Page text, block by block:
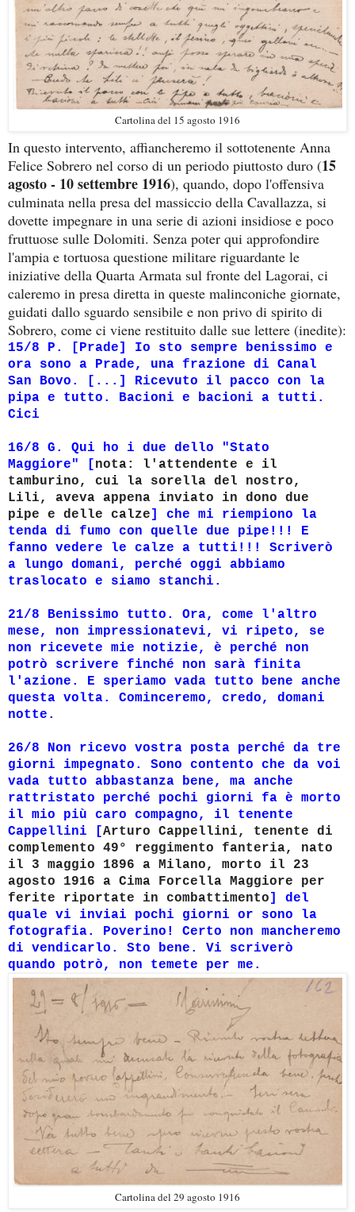
Cartolina del 15 agosto 1916
In questo intervento, affiancheremo il sottotenente Anna
Felice Sobrero nel corso di un periodo piuttosto duro (15
agosto - 10 settembre 1916), quando, dopo l'offensiva
culminata nella presa del massiccio della Cavallazza, si
dovette impegnare in una serie di azioni insidiose e poco
fruttuose sulle Dolomiti. Senza poter qui approfondire
l'ampia e tortuosa questione militare riguardante le
iniziative della Quarta Armata sul fronte del Lagorai, ci
caleremo in presa diretta in queste malinconiche giornate,
guidati dallo sguardo sensibile e non privo di spirito di
Sobrero, come ci viene restituito dalle sue lettere (inedite):
15/8 P. [Prade] Io sto sempre benissimo e
ora sono a Prade, una frazione di Canal
San Bovo. [...] Ricevuto il pacco con la
pipa e tutto. Bacioni e bacioni a tutti.
Cici
16/8 G. Qui ho i due dello "Stato
Maggiore" [nota: l'attendente e il
tamburino, cui la sorella del nostro,
Lili, aveva appena inviato in dono due
pipe e delle calze] che mi riempiono la
tenda di fumo con quelle due pipe!!! E
fanno vedere le calze a tutti!!! Scriverò
a lungo domani, perché oggi abbiamo
traslocato e siamo stanchi.
21/8 Benissimo tutto. Ora, come l'altro
mese, non impressionatevi, vi ripeto, se
non ricevete mie notizie, è perché non
potrò scrivere finché non sarà finita
l'azione. E speriamo vada tutto bene anche
questa volta. Cominceremo, credo, domani
notte.
26/8 Non ricevo vostra posta perché da tre
giorni impegnato. Sono contento che da voi
vada tutto abbastanza bene, ma anche
rattristato perché pochi giorni fa è morto
il mio più caro compagno, il tenente
Cappellini [Arturo Cappellini, tenente di
complemento 49° reggimento fanteria, nato
il 3 maggio 1896 a Milano, morto il 23
agosto 1916 a Cima Forcella Maggiore per
ferite riportate in combattimento] del
quale vi inviai pochi giorni or sono la
fotografia. Poverino! Certo non mancheremo
di vendicarlo. Sto bene. Vi scriverò
quando potrò, non temete per me.
Cartolina del 29 agosto 1916